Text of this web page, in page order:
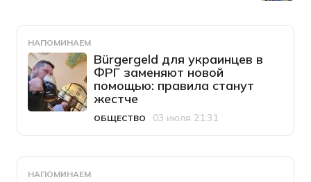
НАПОМИНАЕМ
Bürgergeld для украинцев в
ФРГ заменяют новой
помощью: правила станут
жестче
Категория
ОБЩЕСТВО
Дата публикации
03 июля 21:31
НАПОМИНАЕМ